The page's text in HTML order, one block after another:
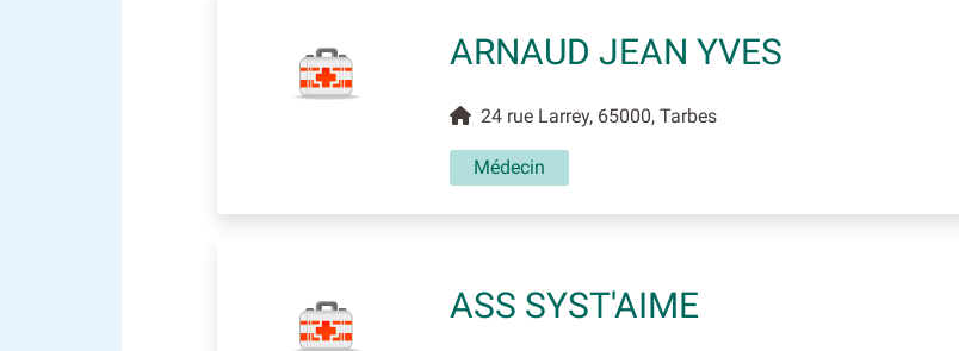
ARNAUD JEAN YVES
24 rue Larrey, 65000, Tarbes
Médecin
ASS SYST'AIME